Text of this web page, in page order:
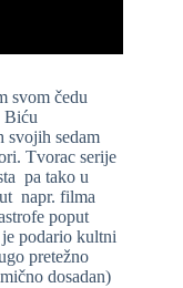
svom čedu
Biću
svojih sedam
Tvorac serije
pa tako u
napr. filma
poput
podario kultni
pretežno
dosadan)